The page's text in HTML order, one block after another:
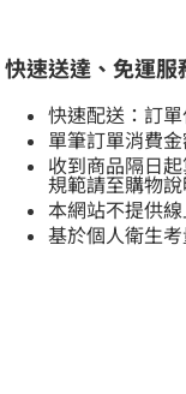
快速送達、免運服
快速配送：訂
單筆訂單消費
收到商品隔日
規範請至購物
本網站不提供
基於個人衛生